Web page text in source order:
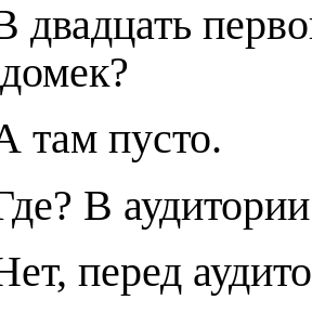
двадцать
там пусто.
В
перед